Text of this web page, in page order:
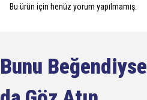
Bu ürün için henüz yorum yapılmamış.
Bunu